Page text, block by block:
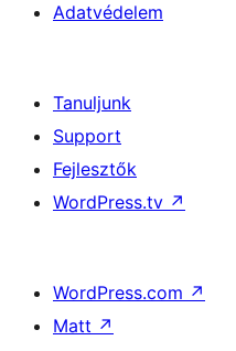
Adatvédelem
Tanuljunk
Support
Fejlesztők
WordPress.tv ↗
WordPress.com ↗
Matt ↗